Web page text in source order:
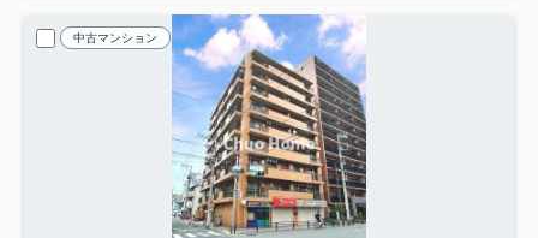
中古マンション